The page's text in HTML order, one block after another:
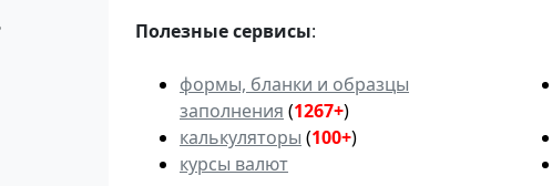
Полезные сервисы:
формы, бланки и образцы
заполнения (1267+)
калькуляторы (100+)
курсы валют